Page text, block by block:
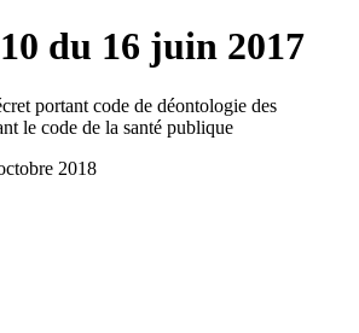
du 16 juin 2017
portant code de déontologie des
le code de la santé publique
2018